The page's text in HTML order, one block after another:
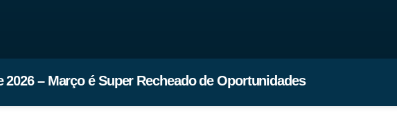
– Março é Super Recheado de Oportunidades